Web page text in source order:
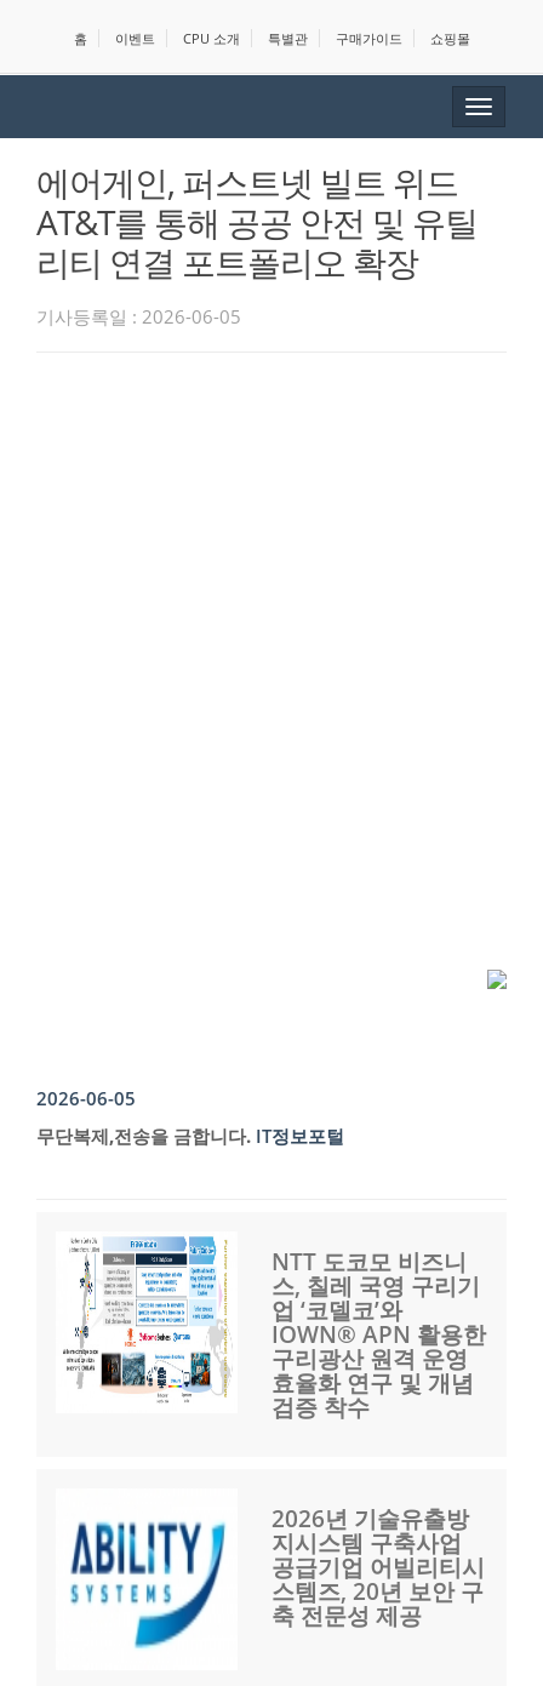
홈 이벤트 CPU 소개 특별관 구매가이드 쇼핑몰
Toggle
에어게인, 퍼스트넷 빌트 위드
AT&T를 통해 공공 안전 및 유틸
리티 연결 포트폴리오 확장
기사등록일 : 2026-06-05
2026-06-05
무단복제,전송을 금합니다. IT정보포털
NTT 도코모 비즈니
스, 칠레 국영 구리기
업 ‘코델코’와
IOWN® APN 활용한
구리광산 원격 운영
효율화 연구 및 개념
검증 착수
2026년 기술유출방
지시스템 구축사업
공급기업 어빌리티시
스템즈, 20년 보안 구
축 전문성 제공